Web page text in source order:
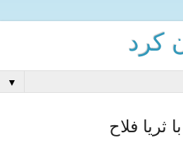
كرد
▼
ثریا فلاح